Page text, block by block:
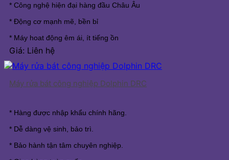
* Công nghệ hiện đại hàng đầu Châu Âu
* Động cơ mạnh mẽ, bền bỉ
* Máy hoat động êm ái, ít tiếng ồn
Giá: Liên hệ
Máy rửa bát công nghiệp Dolphin DRC
* Hàng được nhập khẩu chính hãng.
* Dễ dàng vệ sinh, bảo trì.
* Bảo hành tận tâm chuyên nghiệp.